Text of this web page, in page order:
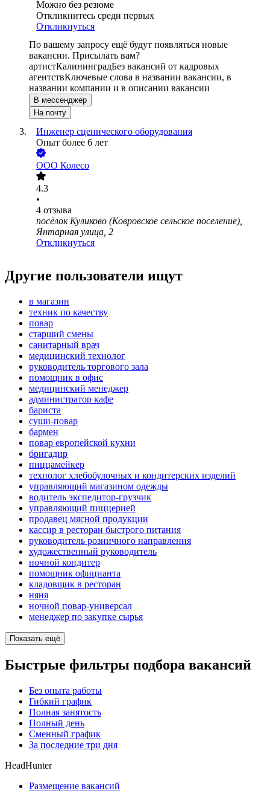
Можно без резюме
Откликнитесь среди первых
Откликнуться
По вашему запросу ещё будут появляться новые
вакансии. Присылать вам?
артистКалининградБез вакансий от кадровых
агентствКлючевые слова в названии вакансии, в
названии компании и в описании вакансии
В мессенджер
На почту
Инженер сценического оборудования
Опыт более 6 лет
ООО Колесо
4.3
•
4 отзыва
посёлок Куликово (Ковровское сельское поселение),
Янтарная улица, 2
Откликнуться
Другие пользователи ищут
в магазин
техник по качеству
повар
старший смены
санитарный врач
медицинский технолог
руководитель торгового зала
помощник в офис
медицинский менеджер
администратор кафе
бариста
суши-повар
бармен
повар европейской кухни
бригадир
пиццамейкер
технолог хлебобулочных и кондитерских изделий
управляющий магазином одежды
водитель экспедитор-грузчик
управляющий пиццерией
продавец мясной продукции
кассир в ресторан быстрого питания
руководитель розничного направления
художественный руководитель
ночной кондитер
помощник официанта
кладовщик в ресторан
няня
ночной повар-универсал
менеджер по закупке сырья
Показать ещё
Быстрые фильтры подбора вакансий
Без опыта работы
Гибкий график
Полная занятость
Полный день
Сменный график
За последние три дня
HeadHunter
Размещение вакансий